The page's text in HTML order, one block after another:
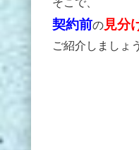
契約前の 見分
ご紹介しましょ